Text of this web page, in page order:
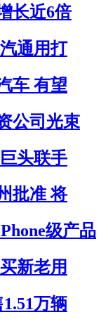
长近6倍
通用打
车 有望
公司光束
头联手
批准 将
级产品
新老用
万辆